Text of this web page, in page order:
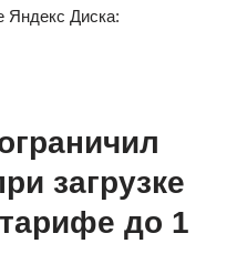
Яндекс Диска:
загрузке
до 1